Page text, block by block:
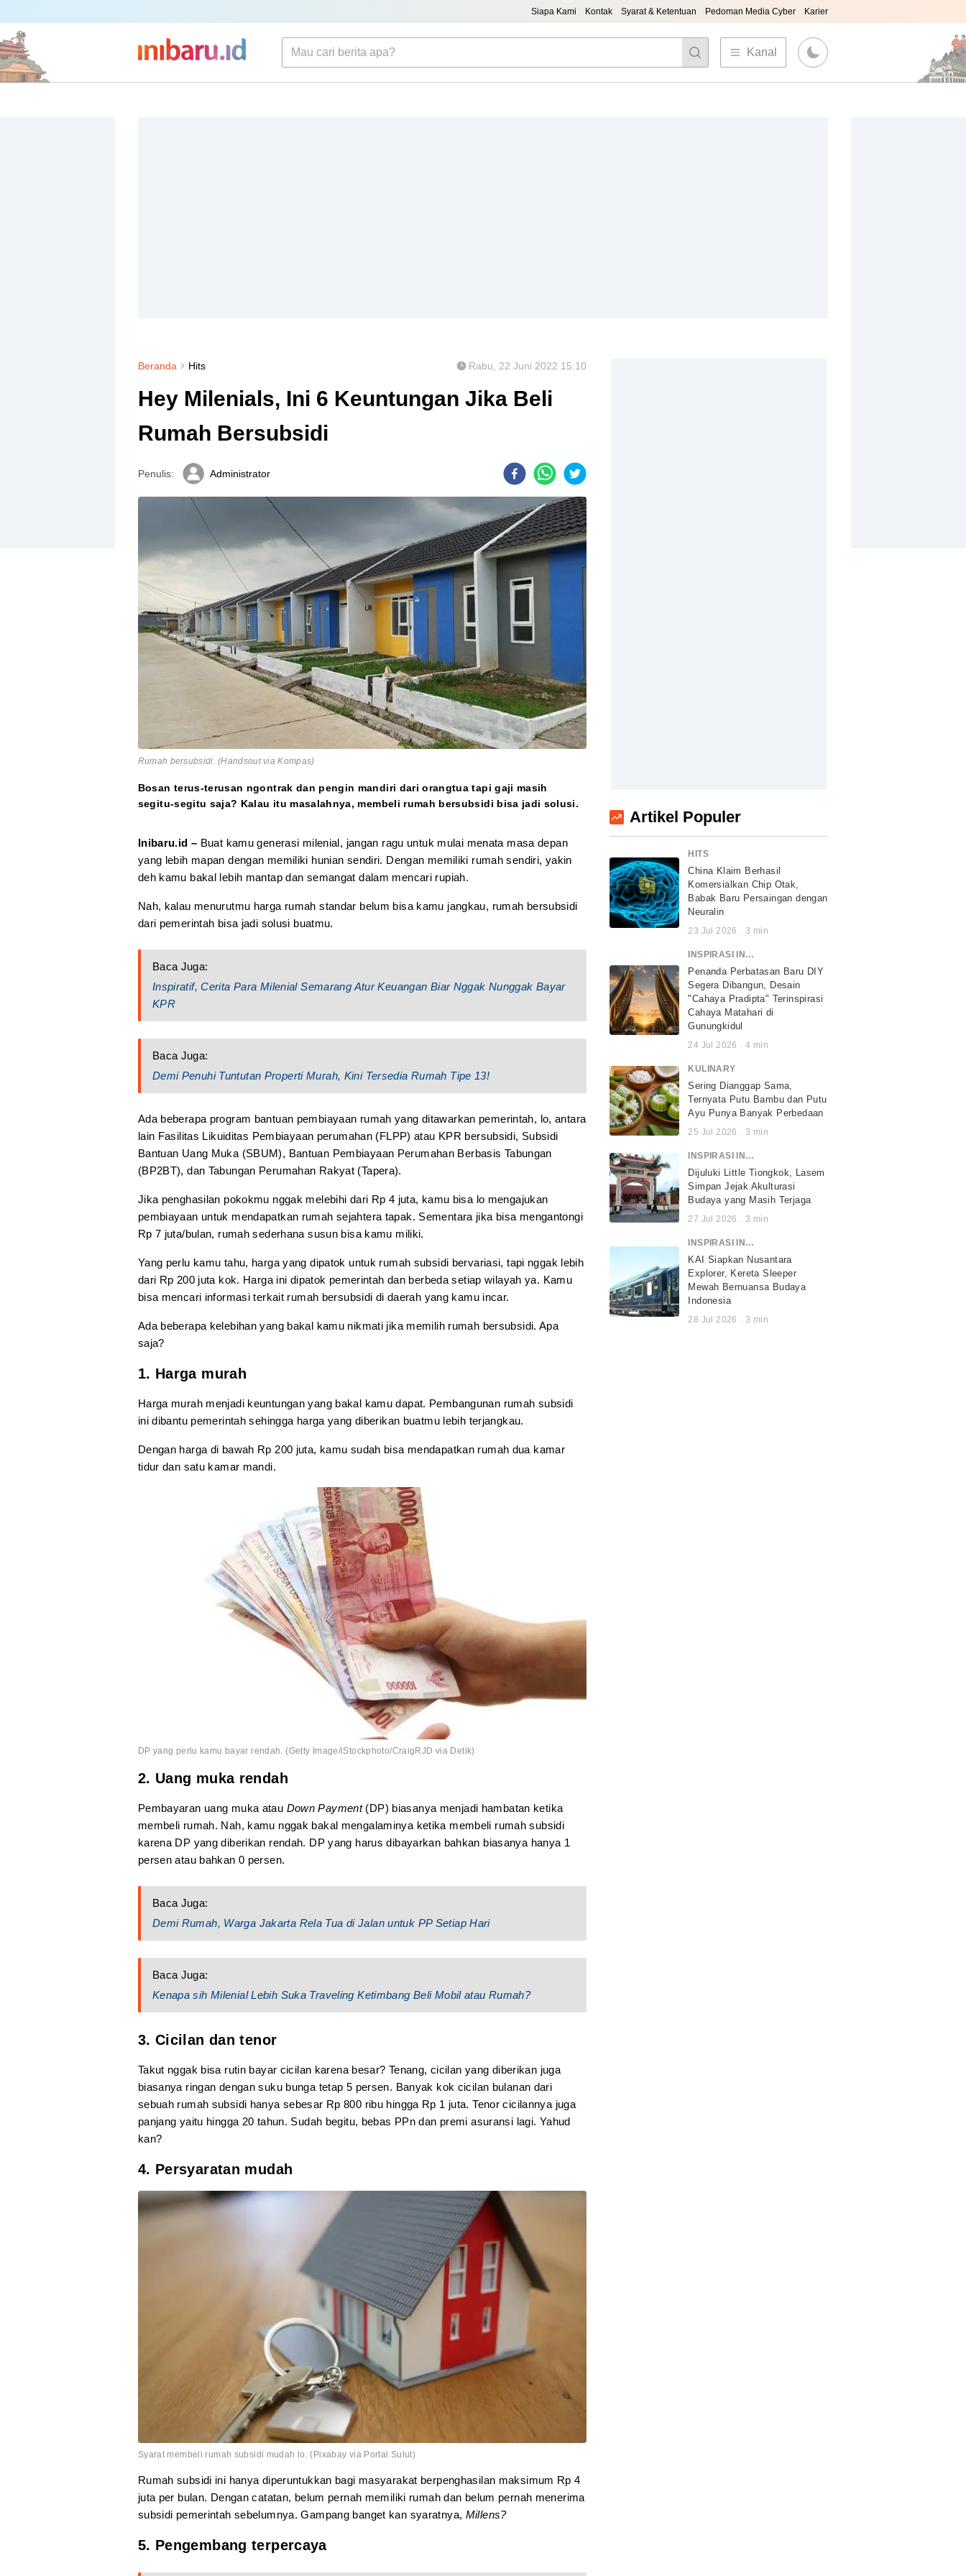
Siapa Kami Kontak Syarat & Ketentuan Pedoman Media Cyber Karier
Kanal
Beranda Hits Rabu, 22 Juni 2022 15:10
Hey Milenials, Ini 6 Keuntungan Jika Beli
Rumah Bersubsidi
Penulis: Administrator
Rumah bersubsidi. (Handsout via Kompas)
Bosan terus-terusan ngontrak dan pengin mandiri dari orangtua tapi gaji masih
segitu-segitu saja? Kalau itu masalahnya, membeli rumah bersubsidi bisa jadi solusi.
Inibaru.id – Buat kamu generasi milenial, jangan ragu untuk mulai menata masa depan
yang lebih mapan dengan memiliki hunian sendiri. Dengan memiliki rumah sendiri, yakin
deh kamu bakal lebih mantap dan semangat dalam mencari rupiah.
Nah, kalau menurutmu harga rumah standar belum bisa kamu jangkau, rumah bersubsidi
dari pemerintah bisa jadi solusi buatmu.
Baca Juga:
Inspiratif, Cerita Para Milenial Semarang Atur Keuangan Biar Nggak Nunggak Bayar
KPR
Baca Juga:
Demi Penuhi Tuntutan Properti Murah, Kini Tersedia Rumah Tipe 13!
Ada beberapa program bantuan pembiayaan rumah yang ditawarkan pemerintah, lo, antara
lain Fasilitas Likuiditas Pembiayaan perumahan (FLPP) atau KPR bersubsidi, Subsidi
Bantuan Uang Muka (SBUM), Bantuan Pembiayaan Perumahan Berbasis Tabungan
(BP2BT), dan Tabungan Perumahan Rakyat (Tapera).
Jika penghasilan pokokmu nggak melebihi dari Rp 4 juta, kamu bisa lo mengajukan
pembiayaan untuk mendapatkan rumah sejahtera tapak. Sementara jika bisa mengantongi
Rp 7 juta/bulan, rumah sederhana susun bisa kamu miliki.
Yang perlu kamu tahu, harga yang dipatok untuk rumah subsidi bervariasi, tapi nggak lebih
dari Rp 200 juta kok. Harga ini dipatok pemerintah dan berbeda setiap wilayah ya. Kamu
bisa mencari informasi terkait rumah bersubsidi di daerah yang kamu incar.
Ada beberapa kelebihan yang bakal kamu nikmati jika memilih rumah bersubsidi. Apa
saja?
1. Harga murah
Harga murah menjadi keuntungan yang bakal kamu dapat. Pembangunan rumah subsidi
ini dibantu pemerintah sehingga harga yang diberikan buatmu lebih terjangkau.
Dengan harga di bawah Rp 200 juta, kamu sudah bisa mendapatkan rumah dua kamar
tidur dan satu kamar mandi.
DP yang perlu kamu bayar rendah. (Getty Image/iStockphoto/CraigRJD via Detik)
2. Uang muka rendah
Pembayaran uang muka atau Down Payment(DP) biasanya menjadi hambatan ketika
membeli rumah. Nah, kamu nggak bakal mengalaminya ketika membeli rumah subsidi
karena DP yang diberikan rendah. DP yang harus dibayarkan bahkan biasanya hanya 1
persen atau bahkan 0 persen.
Baca Juga:
Demi Rumah, Warga Jakarta Rela Tua di Jalan untuk PP Setiap Hari
Baca Juga:
Kenapa sih Milenial Lebih Suka Traveling Ketimbang Beli Mobil atau Rumah?
3. Cicilan dan tenor
Takut nggak bisa rutin bayar cicilan karena besar? Tenang, cicilan yang diberikan juga
biasanya ringan dengan suku bunga tetap 5 persen. Banyak kok cicilan bulanan dari
sebuah rumah subsidi hanya sebesar Rp 800 ribu hingga Rp 1 juta. Tenor cicilannya juga
panjang yaitu hingga 20 tahun. Sudah begitu, bebas PPn dan premi asuransi lagi. Yahud
kan?
4. Persyaratan mudah
Syarat membeli rumah subsidi mudah lo. (Pixabay via Portal Sulut)
Rumah subsidi ini hanya diperuntukkan bagi masyarakat berpenghasilan maksimum Rp 4
juta per bulan. Dengan catatan, belum pernah memiliki rumah dan belum pernah menerima
subsidi pemerintah sebelumnya. Gampang banget kan syaratnya, Millens?
5. Pengembang terpercaya
Artikel Populer
HITS
China Klaim Berhasil
Komersialkan Chip Otak,
Babak Baru Persaingan dengan
Neuralin
23 Jul 2026 . 3 min
INSPIRASI INDONESIA
Penanda Perbatasan Baru DIY
Segera Dibangun, Desain
"Cahaya Pradipta" Terinspirasi
Cahaya Matahari di
Gunungkidul
24 Jul 2026 . 4 min
KULINARY
Sering Dianggap Sama,
Ternyata Putu Bambu dan Putu
Ayu Punya Banyak Perbedaan
25 Jul 2026 . 3 min
INSPIRASI INDONESIA
Dijuluki Little Tiongkok, Lasem
Simpan Jejak Akulturasi
Budaya yang Masih Terjaga
27 Jul 2026 . 3 min
INSPIRASI INDONESIA
KAI Siapkan Nusantara
Explorer, Kereta Sleeper
Mewah Bernuansa Budaya
Indonesia
28 Jul 2026 . 3 min